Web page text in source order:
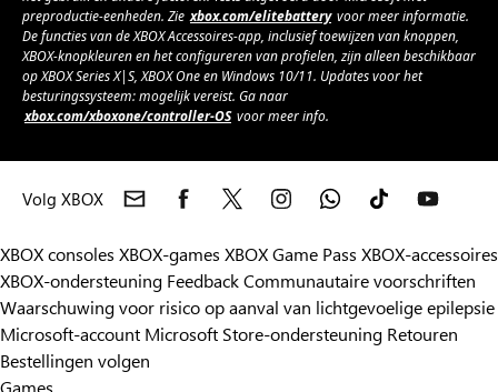
preproductie-eenheden. Zie xbox.com/elitebattery voor meer informatie.
De functies van de XBOX Accessoires-app, inclusief toewijzen van knoppen,
XBOX-knopkleuren en het configureren van profielen, zijn alleen beschikbaar
op XBOX Series X|S, XBOX One en Windows 10/11. Updates voor het
besturingssysteem: mogelijk vereist. Ga naar
xbox.com/xboxone/controller-OS voor meer info.
Volg XBOX
XBOX consoles XBOX-games XBOX Game Pass XBOX-accessoires
XBOX-ondersteuning FeedbackCommunautaire voorschriften
Waarschuwing voor risico op aanval van lichtgevoelige epilepsie
Microsoft-account Microsoft Store-ondersteuning Retouren
Bestellingen volgen